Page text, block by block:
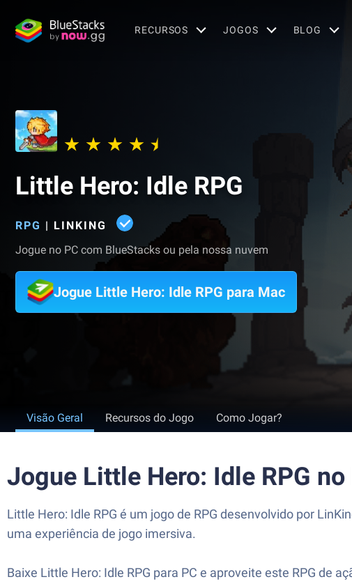
RECURSOS JOGOS BLOG
Little Hero: Idle RPG
RPG | LINKING
Jogue no PC com BlueStacks ou pela nossa nuvem
Jogue Little Hero: Idle RPG para Mac
Visão Geral Recursos do Jogo Como Jogar?
Jogue Little Hero: Idle RPG no
Little Hero: Idle RPG é um jogo de RPG desenvolvido por
uma experiência de jogo imersiva.
Baixe Little Hero: Idle RPG para PC e aproveite este RPG de